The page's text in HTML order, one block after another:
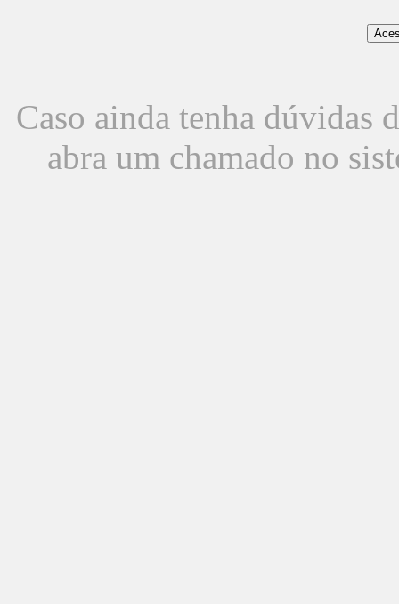
Caso ainda tenha dúvidas
abra um chamado no